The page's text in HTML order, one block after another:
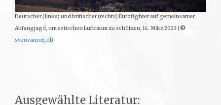
Deutscher (links) und britischer (rechts) Eurofighter auf gemeinsamer
Abfangjagd, um estischen Luftraum zu schützen, 14. März 2023 (©
svenvanroij.nl)
Ausgewählte Literatur: